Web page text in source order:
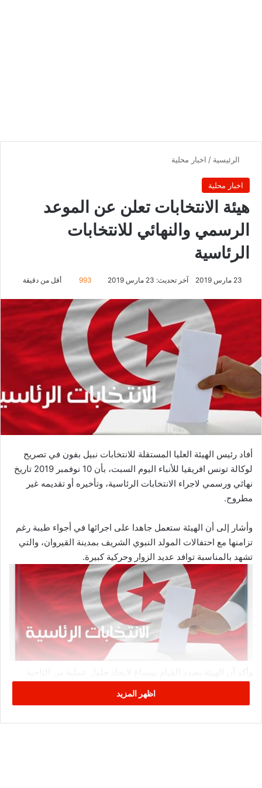
الرئيسية / اخبار محلية
اخبار محلية
هيئة الانتخابات تعلن عن الموعد
الرسمي والنهائي للانتخابات
الرئاسية
23 مارس 2019 آخر تحديث: 23 مارس 2019 993 أقل من دقيقة
أفاد رئيس الهيئة العليا المستقلة للانتخابات نبيل بفون في تصريح
لوكالة تونس افريقيا للأنباء اليوم السبت، بأن 10 نوفمبر 2019 تاريخ
نهائي ورسمي لاجراء الانتخابات الرئاسية، وتأخيره أو تقديمه غير
مطروح.
وأشار إلى أن الهيئة ستعمل جاهدا على اجرائها في أجواء طيبة رغم
تزامنها مع احتفالات المولد النبوي الشريف بمدينة القيروان، والتي
تشهد بالمناسبة توافد عديد الزوار وحركية كبيرة.
المولد، مبينا أنه سيتم العمل على انجاح الموعدين وتوفير كل
اظهر المزيد